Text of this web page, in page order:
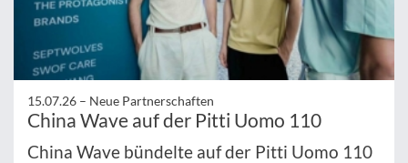
15.07.26 – Neue Partnerschaften
China Wave auf der Pitti Uomo 110
China Wave bündelte auf der Pitti Uomo 110